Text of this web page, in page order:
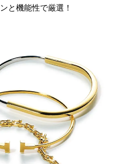
と機能性で厳選！